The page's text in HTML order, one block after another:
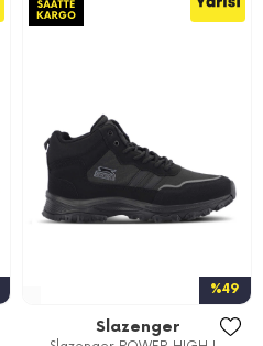
%49
Slazenger